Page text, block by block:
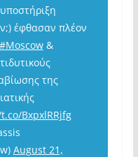
έφθασαν πλέον
#Moscow&
της
BxpxlRRjfg
August 21,